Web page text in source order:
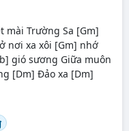
mài Trường Sa [Gm]
nơi xa xôi [Gm] nhớ
gió sương Giữa muôn
[Dm] Đảo xa [Dm]